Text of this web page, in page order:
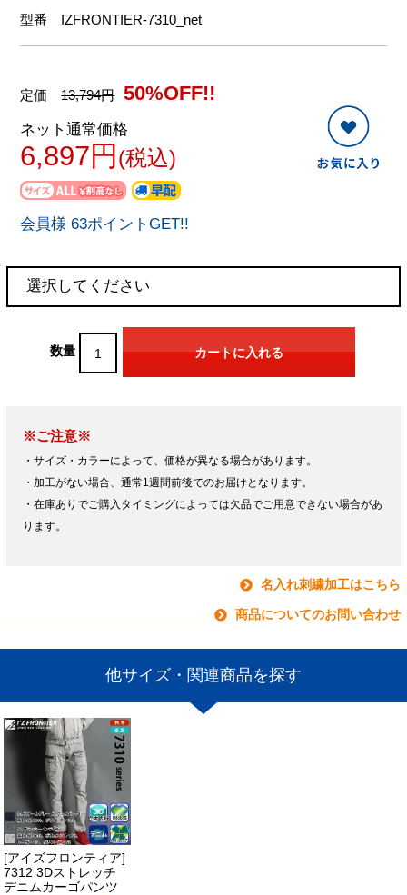
型番 IZFRONTIER-7310_net
定価13,794円 50%OFF!!
ネット通常価格
6,897円 (税込)
会員様 63ポイントGET!!
数量
※ご注意※
・サイズ・カラーによって、価格が異なる場合があります。
・加工がない場合、通常1週間前後でのお届けとなります。
・在庫ありでご購入タイミングによっては欠品でご用意できない場合があ
ります。
名入れ刺繍加工はこちら
商品についてのお問い合わせ
他サイズ・関連商品を探す
[アイズフロンティア]
7312 3Dストレッチ
デニムカーゴパンツ